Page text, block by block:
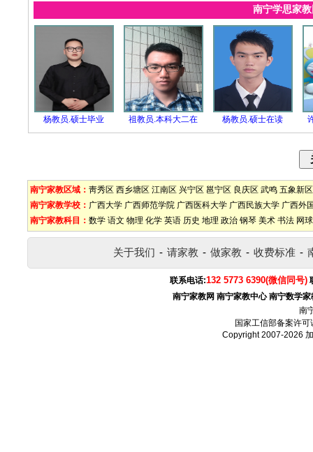
南宁学思家
杨教员.硕士毕业 祖教员.本科大二在 杨教员.硕士在读
南宁家教区域： 靑秀区 西乡塘区 江南区 兴宁区 邕宁区 良庆区 武鸣 五象新区
南宁家教学校： 广西大学 广西师范学院 广西医科大学 广西民族大学 广西外
南宁家教科目： 数学 语文 物理 化学 英语 历史 地理 政治 钢琴 美术 书法 网球
关于我们 - 请家教 - 做家教 - 收费标准 -
联系电话:132 5773 6390(微信同号)
南宁家教网 南宁家教中心 南宁数学家
南
国家工信部备案许可
Copyright 2007-2026